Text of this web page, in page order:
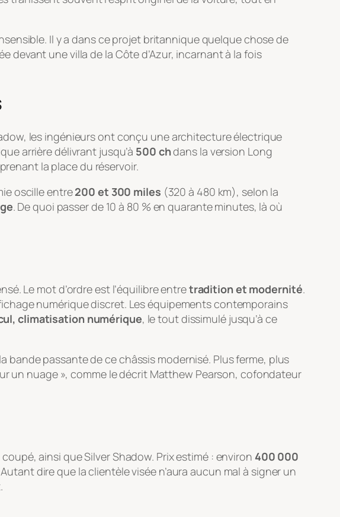
Il y a dans ce projet britannique quelque chose de
devant une villa de la Côte d’Azur, incarnant à la fois
les ingénieurs ont conçu une architecture électrique
arrière délivrant jusqu’à 500 chdans la version Long
la place du réservoir.
oscille entre200 et 300 miles (320 à 480 km), selon la
. De quoi passer de 10 à 80 % en quarante minutes, là où
Le mot d’ordre est l’équilibre entretradition et modernité.
numérique discret. Les équipements contemporains
climatisation numérique, le tout dissimulé jusqu’à ce
bande passante de ce châssis modernisé. Plus ferme, plus
un nuage », comme le décrit Matthew Pearson, cofondateur
ainsi que Silver Shadow. Prix estimé : environ 400 000
dire que la clientèle visée n’aura aucun mal à signer un